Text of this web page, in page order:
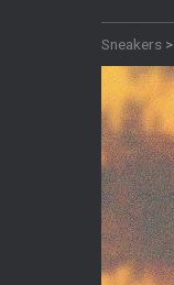
Sneakers >